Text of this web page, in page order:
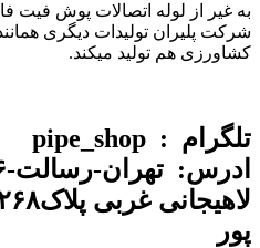
به غیر از لوله اتصالات پوش فیت
شرکت پلیران تولیدات دیگری
کشاورزی هم تولید میکند.
تلگرام : pipe_shop
پور